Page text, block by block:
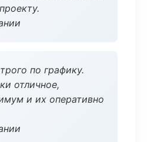
по графику.
отличное,
и их оперативно